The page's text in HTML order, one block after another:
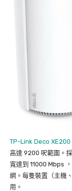
TP-Link Deco XE200
高達 9200 呎範圍。
寬達到 11000 Mbps
網。每隻裝置（主機
用。